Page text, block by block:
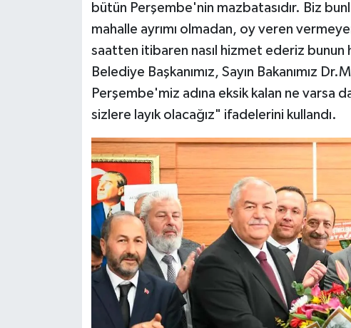
bütün Perşembe'nin mazbatasıdır. Biz
mahalle ayrımı olmadan, oy veren
saatten itibaren nasıl hizmet ederiz bunun
Belediye Başkanımız, Sayın Bakanımız
Perşembe'miz adına eksik kalan ne varsa
sizlere layık olacağız" ifadelerini kullandı.